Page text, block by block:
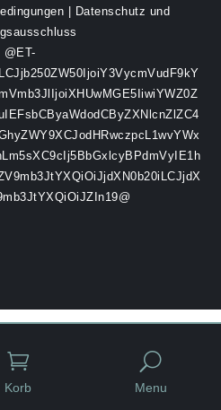

Korb
U
Menu
Datenschutz und
@ET-